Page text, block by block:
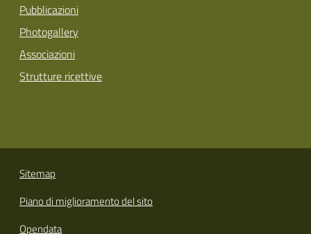
Pubblicazioni
Photogallery
Associazioni
Strutture ricettive
Sitemap
Piano di miglioramento del sito
Opendata